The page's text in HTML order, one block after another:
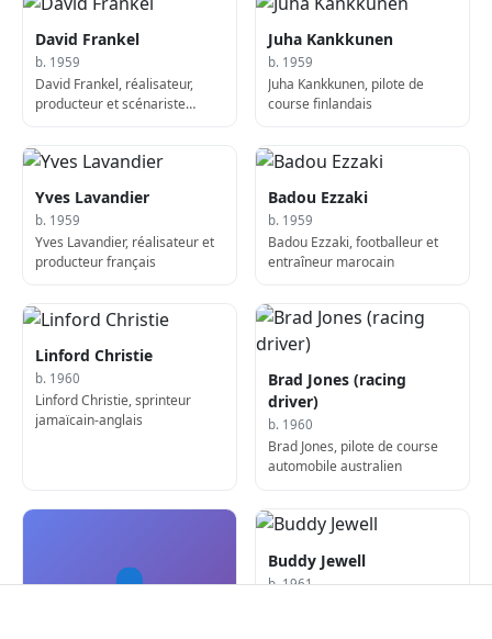
David Frankel
b. 1959
David Frankel, réalisateur,
producteur et scénariste
Juha Kankkunen
b. 1959
Juha Kankkunen, pilote de
course finlandais
Yves Lavandier
b. 1959
Yves Lavandier, réalisateur et
producteur français
Badou Ezzaki
b. 1959
Badou Ezzaki, footballeur et
entraîneur marocain
Linford Christie
b. 1960
Linford Christie, sprinteur
jamaïcain-anglais
Brad Jones (racing
driver)
b. 1960
Brad Jones, pilote de course
automobile australien
👤 Buddy Jewell
b. 1961